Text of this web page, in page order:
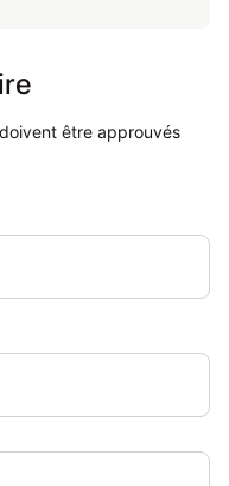
être approuvés